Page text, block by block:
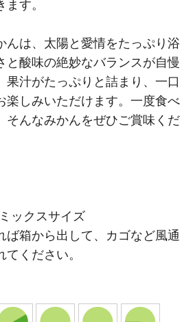
す。
んは、太陽と愛情をたっぷり浴
と酸味の絶妙なバランスが自慢
果汁がたっぷりと詰まり、一口
楽しみいただけます。一度食べ
そんなみかんをぜひご賞味くだ
ックスサイズ
ば箱から出して、カゴなど風通
てください。